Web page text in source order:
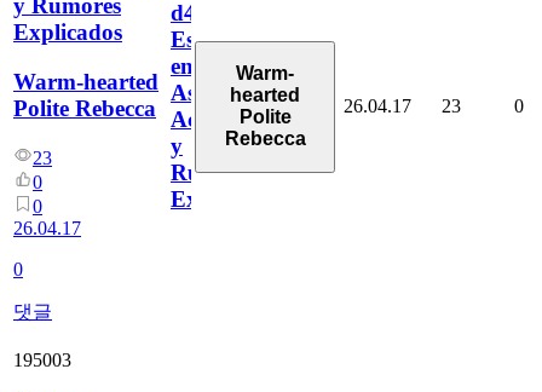
y Rumores
Explicados
Warm-hearted
Polite Rebecca
23
0
0
26.04.17
0
댓글
d4vd:
Estrella
en
Ascenso,
Actualizaciones
y
Rumores
Explicados
Warm-
hearted
Polite
Rebecca
26.04.17 23 0
195003